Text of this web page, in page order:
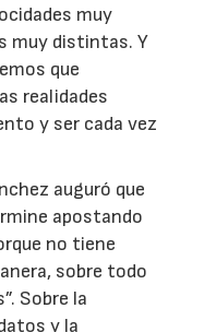
muy
muy distintas. Y
que
realidades
y ser cada vez
auguró que
apostando
no tiene
sobre todo
Sobre la
y la